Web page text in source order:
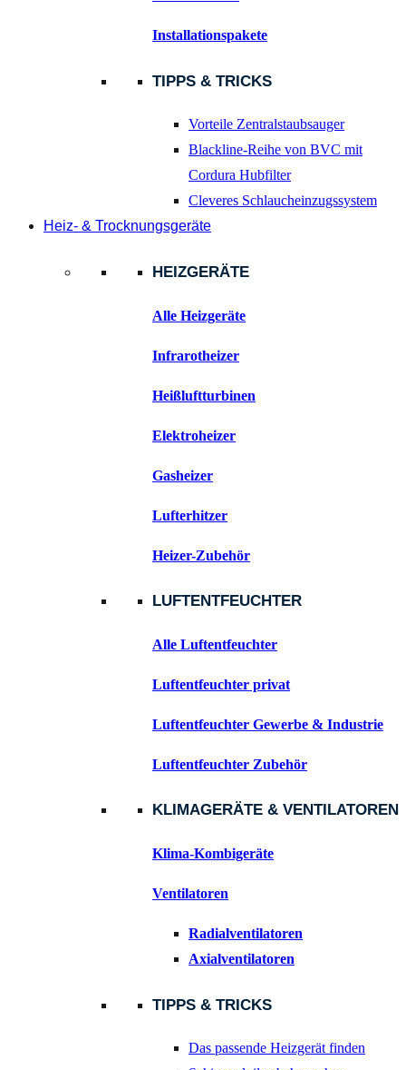
Installationspakete
TIPPS & TRICKS
Vorteile Zentralstaubsauger
Blackline-Reihe von BVC mit
Cordura Hubfilter
Cleveres Schlaucheinzugssystem
Heiz- & Trocknungsgeräte
HEIZGERÄTE
Alle Heizgeräte
Infrarotheizer
Heißluftturbinen
Elektroheizer
Gasheizer
Lufterhitzer
Heizer-Zubehör
LUFTENTFEUCHTER
Alle Luftentfeuchter
Luftentfeuchter privat
Luftentfeuchter Gewerbe & Industrie
Luftentfeuchter Zubehör
KLIMAGERÄTE & VENTILATOREN
Klima-Kombigeräte
Ventilatoren
Radialventilatoren
Axialventilatoren
TIPPS & TRICKS
Das passende Heizgerät finden